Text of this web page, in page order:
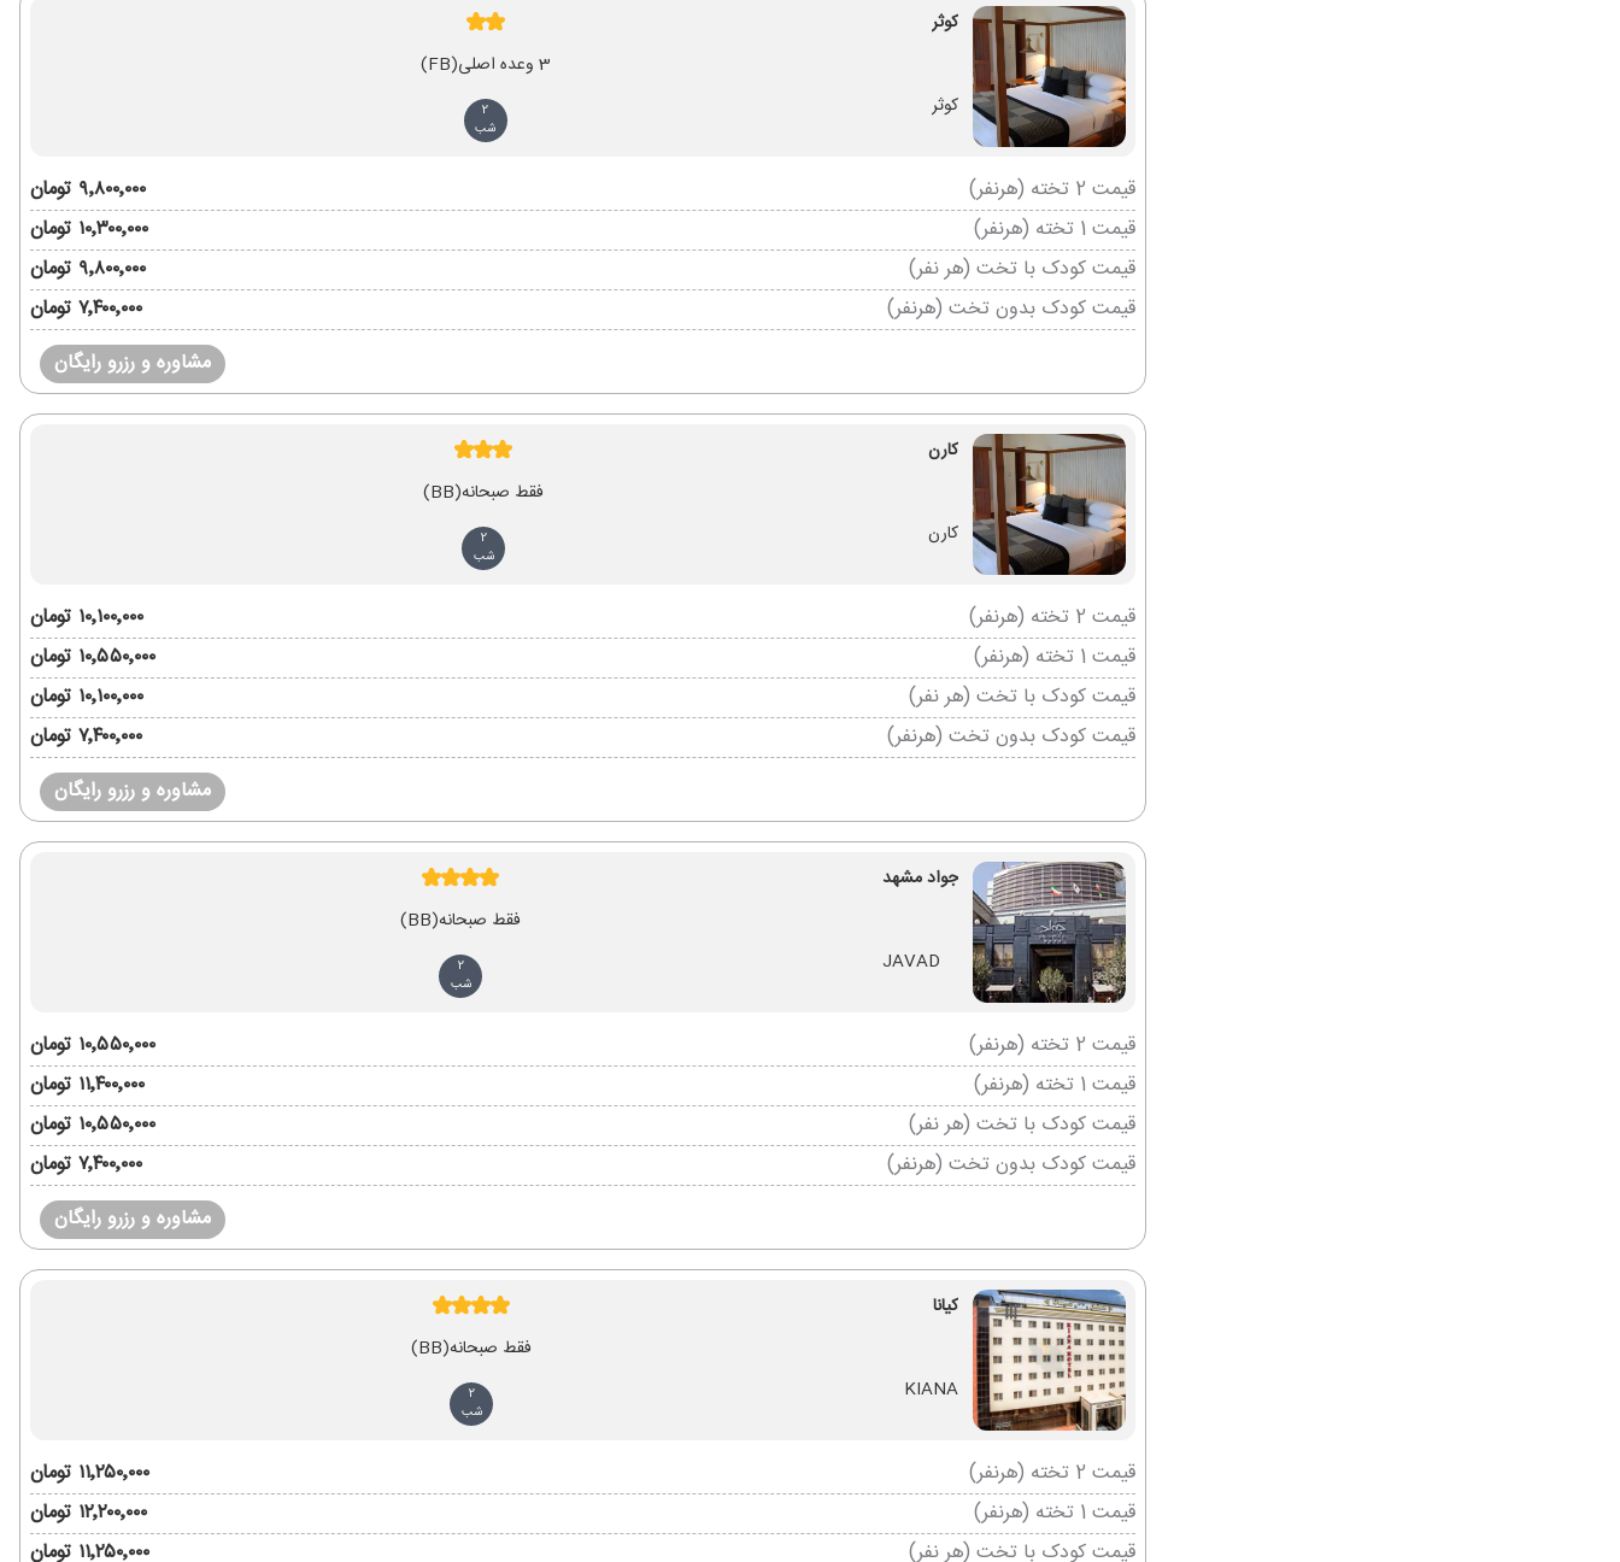
کوثر
کوثر
3 وعده اصلی (FB)
2
شب
قیمت 2 تخته (هرنفر)
۹٬۸۰۰٬۰۰۰ تومان
قیمت 1 تخته (هرنفر)
۱۰٬۳۰۰٬۰۰۰ تومان
قیمت کودک با تخت (هر نفر)
۹٬۸۰۰٬۰۰۰ تومان
قیمت کودک بدون تخت (هرنفر)
۷٬۴۰۰٬۰۰۰ تومان
مشاوره و رزرو رایگان
کارن
کارن
فقط صبحانه(BB)
2
شب
قیمت 2 تخته (هرنفر)
۱۰٬۱۰۰٬۰۰۰ تومان
قیمت 1 تخته (هرنفر)
۱۰٬۵۵۰٬۰۰۰ تومان
قیمت کودک با تخت (هر نفر)
۱۰٬۱۰۰٬۰۰۰ تومان
قیمت کودک بدون تخت (هرنفر)
۷٬۴۰۰٬۰۰۰ تومان
مشاوره و رزرو رایگان
جواد مشهد
JAVAD
فقط صبحانه(BB)
2
شب
قیمت 2 تخته (هرنفر)
۱۰٬۵۵۰٬۰۰۰ تومان
قیمت 1 تخته (هرنفر)
۱۱٬۴۰۰٬۰۰۰ تومان
قیمت کودک با تخت (هر نفر)
۱۰٬۵۵۰٬۰۰۰ تومان
قیمت کودک بدون تخت (هرنفر)
۷٬۴۰۰٬۰۰۰ تومان
مشاوره و رزرو رایگان
کیانا
KIANA
فقط صبحانه(BB)
2
شب
قیمت 2 تخته (هرنفر)
۱۱٬۲۵۰٬۰۰۰ تومان
قیمت 1 تخته (هرنفر)
۱۲٬۲۰۰٬۰۰۰ تومان
قیمت کودک با تخت (هر نفر)
۱۱٬۲۵۰٬۰۰۰ تومان